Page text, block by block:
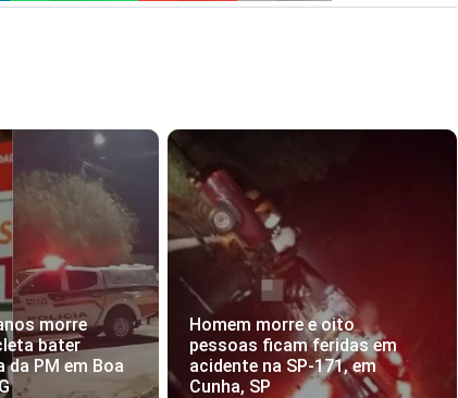
morre
bater
PM em Boa
Homem morre e oito
pessoas ficam feridas em
acidente na SP-171, em
Cunha, SP